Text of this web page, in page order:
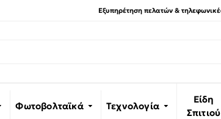
Εξυπηρέτηση πελατών &
Φωτοβολταϊκά Τεχνολογία
Είδη
Σπιτιού